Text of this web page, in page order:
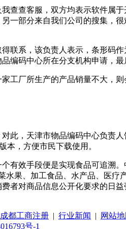
查客服，双方均表示软件属于
一部分来自我们公司的搜集，
系，该负责人表示，条形码作
编码中心所在分支机构申请，最
厂所生产的产品销量不大，则
，天津市物品编码中心负责人
本，方便市民下载使用。
效手段便是实现食品可追溯。
水果、加工食品、水产品、医
者对商品信息公开化要求的日
成都工商注册 | 行业新闻 | 网站地
号-1